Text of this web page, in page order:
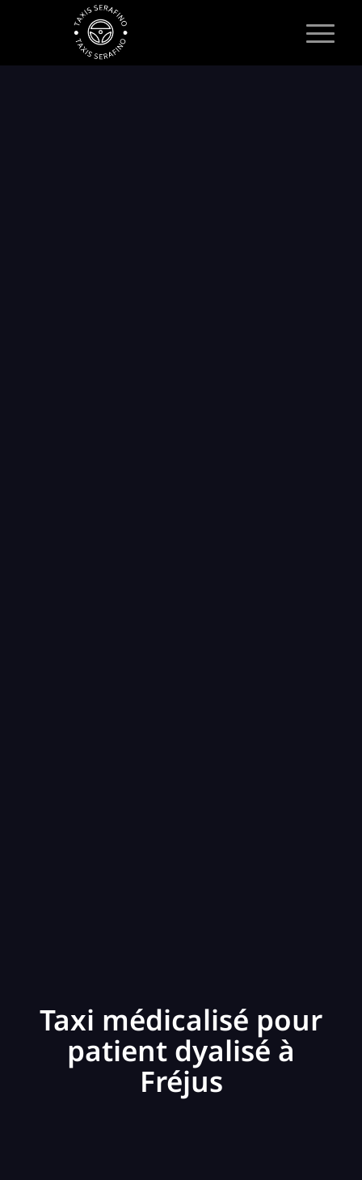
Taxi médicalisé pour
patient dyalisé à
Fréjus